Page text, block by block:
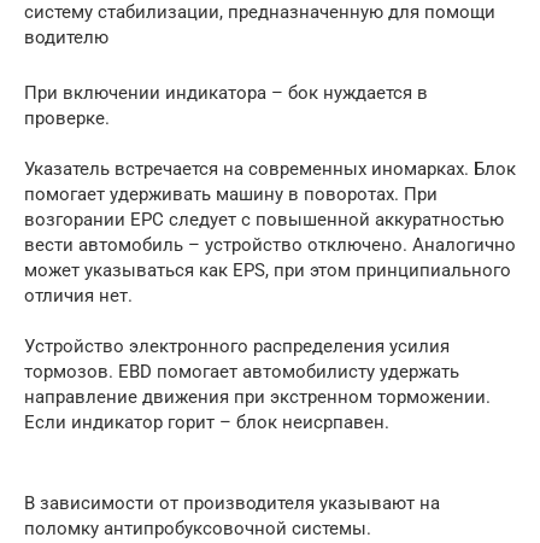
систему стабилизации, предназначенную для помощи
водителю
При включении индикатора – бок нуждается в
проверке.
Указатель встречается на современных иномарках. Блок
помогает удерживать машину в поворотах. При
возгорании EPC следует с повышенной аккуратностью
вести автомобиль – устройство отключено. Аналогично
может указываться как EPS, при этом принципиального
отличия нет.
Устройство электронного распределения усилия
тормозов. EBD помогает автомобилисту удержать
направление движения при экстренном торможении.
Если индикатор горит – блок неисрпавен.
В зависимости от производителя указывают на
поломку антипробуксовочной системы.